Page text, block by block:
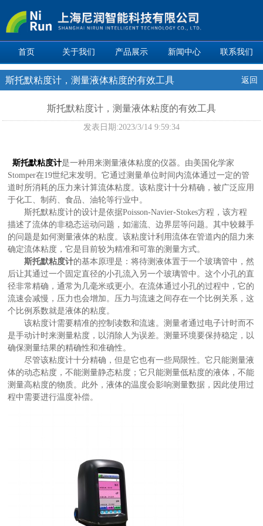
首页 关于我们 产品展示 新闻中心 联系我们
斯托默粘度计，测量液体粘度的有效工具 返回
斯托默粘度计，测量液体粘度的有效工具
发表日期:2023/3/14 9:59:34
斯托默粘度计是一种用来测量液体粘度的仪器。由美国化学家
Stomper在19世纪末发明。它通过测量单位时间内流体通过一定的管
道时所消耗的压力来计算流体粘度。该粘度计十分精确，被广泛应用
于化工、制药、食品、油轮等行业中。
斯托默粘度计的设计是依据Poisson-Navier-Stokes方程，该方程
描述了流体的非稳态运动问题，如湍流、边界层等问题。其中较棘手
的问题是如何测量液体的粘度。该粘度计利用流体在管道内的阻力来
确定流体粘度，它是目前较为精准和可靠的测量方式。
斯托默粘度计的基本原理是：将待测液体置于一个玻璃管中，然
后让其通过一个固定直径的小孔流入另一个玻璃管中。这个小孔的直
径非常精确，通常为几毫米或更小。在流体通过小孔的过程中，它的
流速会减慢，压力也会增加。压力与流速之间存在一个比例关系，这
个比例系数就是液体的粘度。
该粘度计需要精准的控制读数和流速。测量者通过电子计时而不
是手动计时来测量粘度，以消除人为误差。测量环境要保持稳定，以
确保测量结果的精确性和准确性。
尽管该粘度计十分精确，但是它也有一些局限性。它只能测量液
体的动态粘度，不能测量静态粘度；它只能测量低粘度的液体，不能
测量高粘度的物质。此外，液体的温度会影响测量数据，因此使用过
程中需要进行温度补偿。